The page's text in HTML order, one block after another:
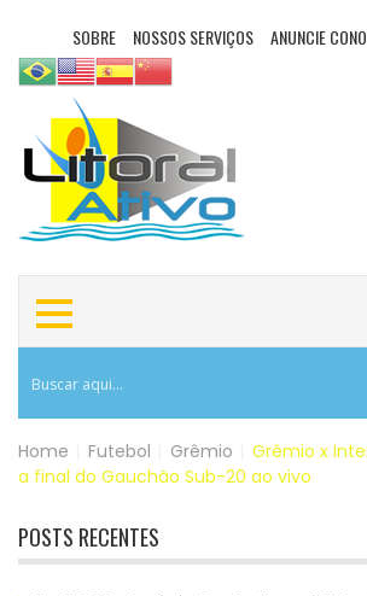
SOBRE NOSSOS SERVIÇOS ANUNCIE
Home Futebol Grêmio
Grêmio x
a final do Gauchão Sub-20 ao vivo
POSTS RECENTES